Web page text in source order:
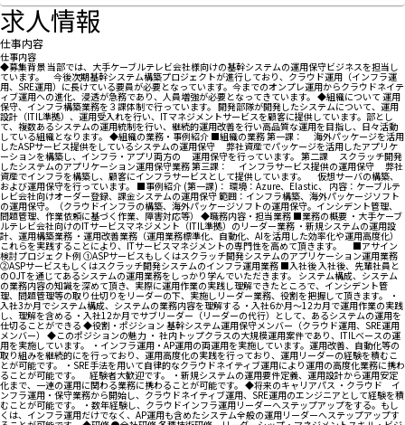
求人情報
仕事内容
仕事内容
◆募集背景 当部では、大手ケーブルテレビ会社様向けの基幹システムの運用保守ビジネスを担当し
ています。 今後次期基幹システム構築プロジェクトが進行しており、クラウド運用（インフラ運
用、SRE運用）に長けている要員が必要となっています。今までのオンプレ運用からクラウドネイテ
ィブ運用への進化、浸透が急務であり、人員増強が必要となってきています。 ◆組織について 運用
保守、インフラ構築業務を３課体制で行っています。 開発部隊が開発したシステムについて、運用
設計（ITIL準拠）、運用受入れを行い、ITマネジメントサービスを顧客に提供しています。部とし
て、複数あるシステムの運用統制を行い、継続的運用改善を行い高品質な運用を目指し、日々活動
している組織となります。 ◆組織の業務・事例紹介 ■組織の業務 第一課： 海外パッケージを活用
したASPサービス提供をしているシステムの運用保守 弊社資産でパッケージを活用したアプリケ
ーションを構築し、インフラ・アプリ両方の 運用保守を行っています。 第二課 スクラッチ開発
したシステムのアプリケーション運用保守業務 第三課： インフラサービス提供の運用保守 弊社
資産でインフラを構築し、顧客にインフラサービスとして提供しています。 仮想サーバの構築、
および運用保守を行っています。 ■事例紹介 (第一課)： 環境：Azure、Elastic、 内容：ケーブルテ
レビ会社向けオーダー登録、課金システムの運用保守 範囲：インフラ構築、海外パッケージソフト
の運用保守。（クラウドインフラの構築、海外パッケージソフトの運用保守。インシデント管理、
問題管理、作業依頼に基づく作業、障害対応等） ◆職務内容・担当業務 ■業務の概要 ・大手ケーブ
ルテレビ会社向けのITサービスマネジメント（ITIL準拠）のリーダー業務 ・新規システムの運用設
計、運用構築業務 ・運用改善業務（運用業務標準化、自動化、AIを活用した効率化や運用高度化）
これらを実践することにより、ITサービスマネジメントの専門性を高めて頂きます。 ■アサイン
検討プロジェクト例 ①ASPサービスもしくはスクラッチ開発システムのアプリケーション運用業務
②ASPサービスもしくはスクラッチ開発システムのインフラ運用業務 ■入社後 入社後、先輩社員と
のOJTを通じてあるシステムの運用業務をしっかり学んでいただきます。 システム構成、システム
の業務内容の知識を深めて頂き、実際に運用作業の実践し理解できたところで、インシデント管
理、問題管理等の取り仕切りをリーダーの下、実施しリーダー業務、役割を把握して頂きます。 ・
入社3か月でシステム構成、システムの業務内容を理解する ・入社6か月～12カ月で運用作業の実践
し、理解を含める ・入社12か月でサブリーダー（リーダーの代行）として、あるシステムの運用を
仕切ることができる ◆役割・ポジション 基幹システム運用保守メンバー（クラウド運用、SRE運用
メンバー） ◆このポジションの魅力 ・ 社内トップクラスの大規模運用案件であり、ITILベースの運
用を実施しています。 ・インフラ運用・AP運用の両運用を実施しています。運用改善、自動化等の
取り組みを継続的にを行っており、運用高度化の実践を行っており、運用リーダーの経験を積むこ
とが可能です。 ・SRE手法を用いて自律的なクラウドネイティブ運用により運用の高度化業務に携わ
ることが可能です。 経験者大歓迎です。 ・新規システムの運用要件定義、運用設計から運用安定
化まで、一連の運用に関わる業務に携わることが可能です。 ◆将来のキャリアパス ・クラウド イ
ンフラ運用・保守業務から開始し、クラウドネイティブ運用、SRE運用のエンジニアとして経験を積
むことが可能です。 ・数年経験し、クラウドインフラ運用リーダーへステップアップをする。もし
くは、インフラ運用だけでなく、AP運用も含めたシステム全般の運用リーダーへステップアップす